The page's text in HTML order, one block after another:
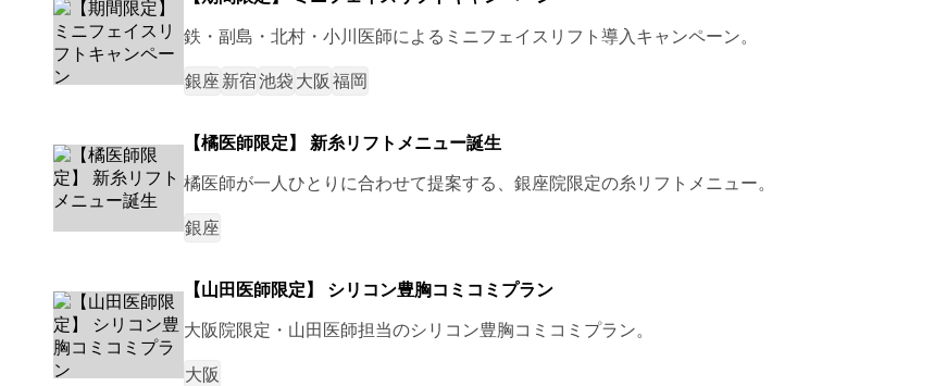
鉄・副島・北村・小川医師によるミニフェイスリフト導入キャンペーン。
銀座 新宿池袋 大阪 福岡
【橘医師限定】 新糸リフトメニュー誕生
橘医師が一人ひとりに合わせて提案する、銀座院限定の糸リフトメニュー。
銀座
【山田医師限定】 シリコン豊胸コミコミプラン
大阪院限定・山田医師担当のシリコン豊胸コミコミプラン。
大阪